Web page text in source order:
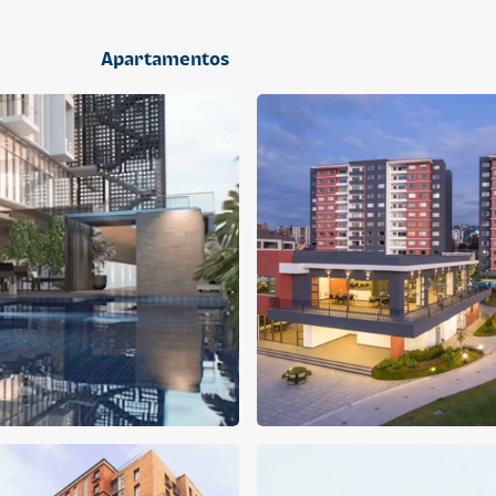
Apartamentos
APARTAMENTO
Q 1,400,000
Cuotas desde Q 9,019*
CENTRICO MADRID
CENTRICO
2 dormitorios 1 baño 2 parqueos
APARTAMENTO
Q 1,300,000
Cuotas desde Q 8,374*
CENTRICO MADRID 2
CENTRICO
2 dormitorios 1 baño 1 parqueo